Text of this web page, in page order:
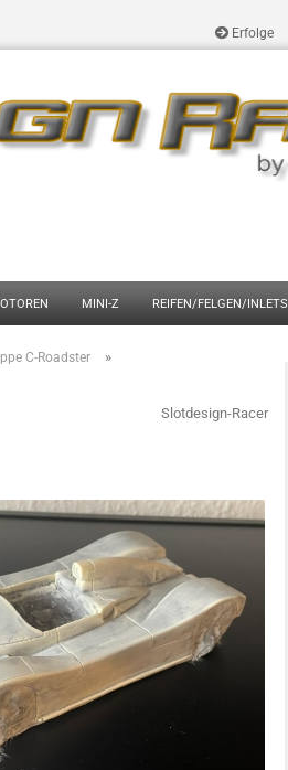
Erfolge
MINI-Z REIFEN/FELGEN/INLETS
C-Roadster »
Slotdesign-Racer